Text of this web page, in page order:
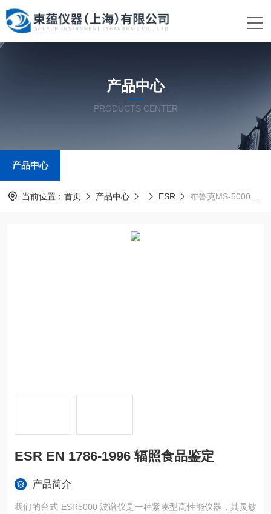
产品中心
PRODUCTS CENTER
产品中心
当前位置： 首页 产品中心 ESR 布鲁克MS-5000ESR EN 1786-1996 辐照食品鉴定
ESR EN 1786-1996 辐照食品鉴定
产品简介
我们的台式 ESR5000 波谱仪是一种紧凑型高性能仪器，其灵敏